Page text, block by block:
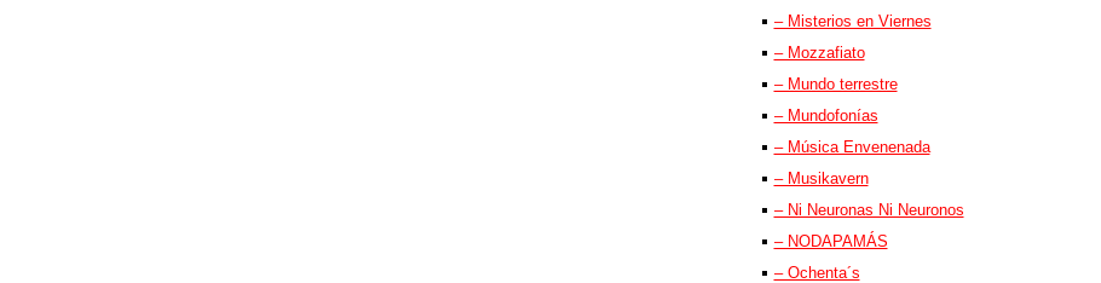
– Misterios en Viernes
– Mozzafiato
– Mundo terrestre
– Mundofonías
– Música Envenenada
– Musikavern
– Ni Neuronas Ni Neuronos
– NODAPAMÁS
– Ochenta´s